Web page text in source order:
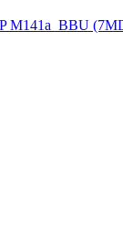
M141a_BBU